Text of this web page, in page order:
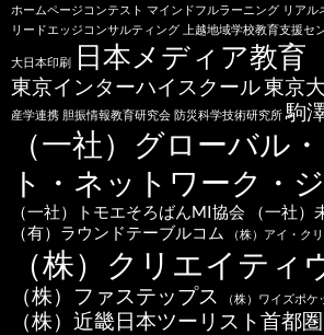
ホームページコンテスト マインドフルラーニング リアル
リードエッジコンサルティング
上越地域学校教育支援セ
大日本印刷 日本メディア教育
東京インターハイスクール東京
産学連携 胆振情報教育研究会 防災科学技術研究所 駒
（一社）グローバル
ト・ネットワーク・
（一社）トモエそろばんMI協会
（一社
（有）ラウンドテーブルコム
（株）アイ・ク
（株）クリエイティ
（株）ファステップス （株）ワイズポケ
（株）近畿日本ツーリスト首都圏